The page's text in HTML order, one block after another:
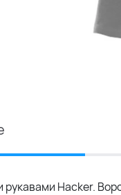
Hacker.